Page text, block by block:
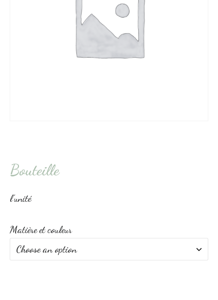
Bouteille
l’unité
Matière et couleur